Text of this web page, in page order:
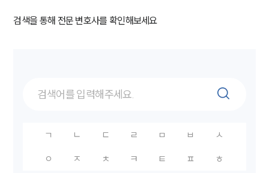
검색을 통해 전문 변호사를 확인해보세요
ㄱ ㄴ ㄷ ㄹ ㅁ ㅂ
ㅅ
ㅇ
ㅈ ㅊ ㅋ ㅌ ㅍ ㅎ